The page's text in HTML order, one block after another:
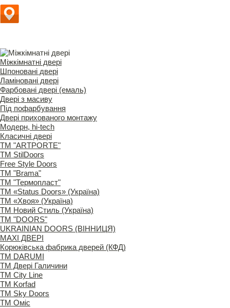
Міжкімнатні двері
Шпоновані двері
Ламіновані двері
Фарбовані двері (емаль)
Двері з масиву
Під пофарбування
Двері прихованого монтажу
Модерн, hi-tech
Класичні двері
ТМ "ARTPORTE"
ТМ StilDoors
Free Style Doors
ТМ "Brama"
ТМ "Термопласт"
ТМ «Status Doors» (Україна)
ТМ «Хвоя» (Україна)
ТМ Новий Стиль (Україна)
ТМ "DOORS"
UKRAINIAN DOORS (ВІННИЦЯ)
MAXI ДВЕРІ
Корюківська фабрика дверей (КФД)
ТМ DARUMI
ТМ Двері Галичини
ТМ City Line
ТМ Korfad
ТМ Sky Doors
ТМ Оміс